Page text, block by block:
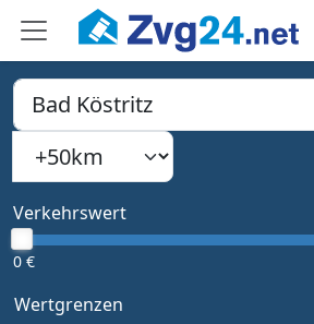
PLZ, Ort oder Bundesland
Type 1 or more characters for results.
Suchradius
Verkehrswert
0 €
Wertgrenzen